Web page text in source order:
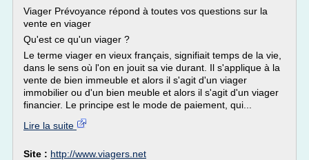
Viager Prévoyance répond à toutes vos questions sur la
vente en viager
Qu'est ce qu'un viager ?
Le terme viager en vieux français, signifiait temps de la vie,
dans le sens où l'on en jouit sa vie durant. Il s'applique à la
vente de bien immeuble et alors il s'agit d'un viager
immobilier ou d'un bien meuble et alors il s'agit d'un viager
financier. Le principe est le mode de paiement, qui...
Lire la suite
Site : http://www.viagers.net